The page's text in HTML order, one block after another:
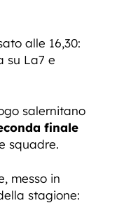
alle 16,30:
su La7 e
salernitano
finale
squadre.
messo in
stagione: